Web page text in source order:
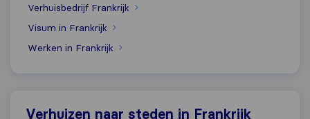
Verhuisbedrijf Frankrijk
Visum in Frankrijk
Werken in Frankrijk
Verhuizen naar steden in Frankrijk